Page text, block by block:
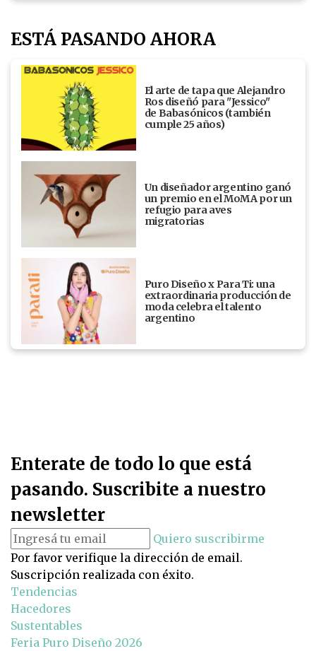
ESTÁ PASANDO AHORA
El arte de tapa que Alejandro
Ros diseñó para "Jessico"
de Babasónicos (también
cumple 25 años)
Un diseñador argentino ganó
un premio en el MoMA por un
refugio para aves
migratorias
Puro Diseño x Para Ti: una
extraordinaria producción de
moda celebra el talento
argentino
Enterate de todo lo que está
pasando. Suscribite a nuestro
newsletter
Quiero suscribirme
Por favor verifique la dirección de email.
Suscripción realizada con éxito.
Tendencias
Hacedores
Sustentables
Feria Puro Diseño 2026